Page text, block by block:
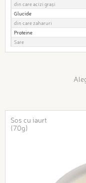
din care acizi grași
Glucide
din care zaharuri
Proteine
Sare
Sos cu iaurt
(70g)